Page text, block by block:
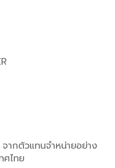
จากตัวแทนจำหน่ายอย่าง
ศไทย